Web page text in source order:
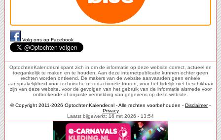
Volg ons op Facebook
OptochtenKalender.nl spant zich in om de informatie op deze website correct, actueel en
toegankelijk te maken en te houden. Aan deze internetpublicatie kunnen echter geen
rechten worden ontleend. De makers van de website aanvaarden geen enkele
aansprakelijkheid voor technische of redactionele fouten, voor het tijdelijk niet beschikbaar
zijn van deze website, voor de gevolgen van het gebruik van de informatie alsmede voor
ontbrekende of onjuiste vermelding van gegevens op deze website.
© Copyright 2011-2026 OptochtenKalender.nl - Alle rechten voorbehouden - Disclaimer-
Privacy
Laatst bijgewerkt: 16 mrt 2026 - 13:54